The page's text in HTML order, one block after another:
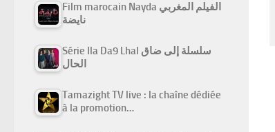
Film marocain Nayda الفيلم المغربي
نايضة
Série Ila Da9 Lhal سلسلة إلى ضاق
الحال
Tamazight TV live : la chaîne dédiée
à la promotion…